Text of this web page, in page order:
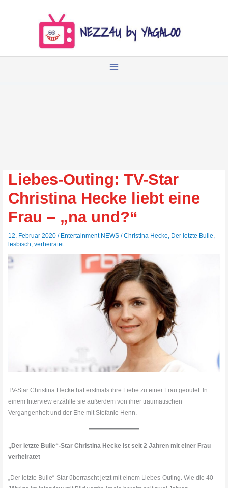
Liebes-Outing: TV-Star
Christina Hecke liebt eine
Frau – „na und?“
12. Februar 2020/ Entertainment NEWS /Christina Hecke Der letzte Bulle
lesbisch ,verheiratet
TV-Star Christina Hecke hat erstmals ihre Liebe zu einer Frau geoutet. In
einem Interview erzählte sie außerdem von ihrer traumatischen
Vergangenheit und der Ehe mit Stefanie Henn.
„Der letzte Bulle“-Star Christina Hecke ist seit 2 Jahren mit einer Frau
verheiratet
„Der letzte Bulle“-Star überrascht jetzt mit einem Liebes-Outing. Wie die 40-